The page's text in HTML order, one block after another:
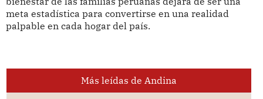
meta estadística para convertirse en una realidad
palpable en cada hogar del país.
Más leídas de Andina